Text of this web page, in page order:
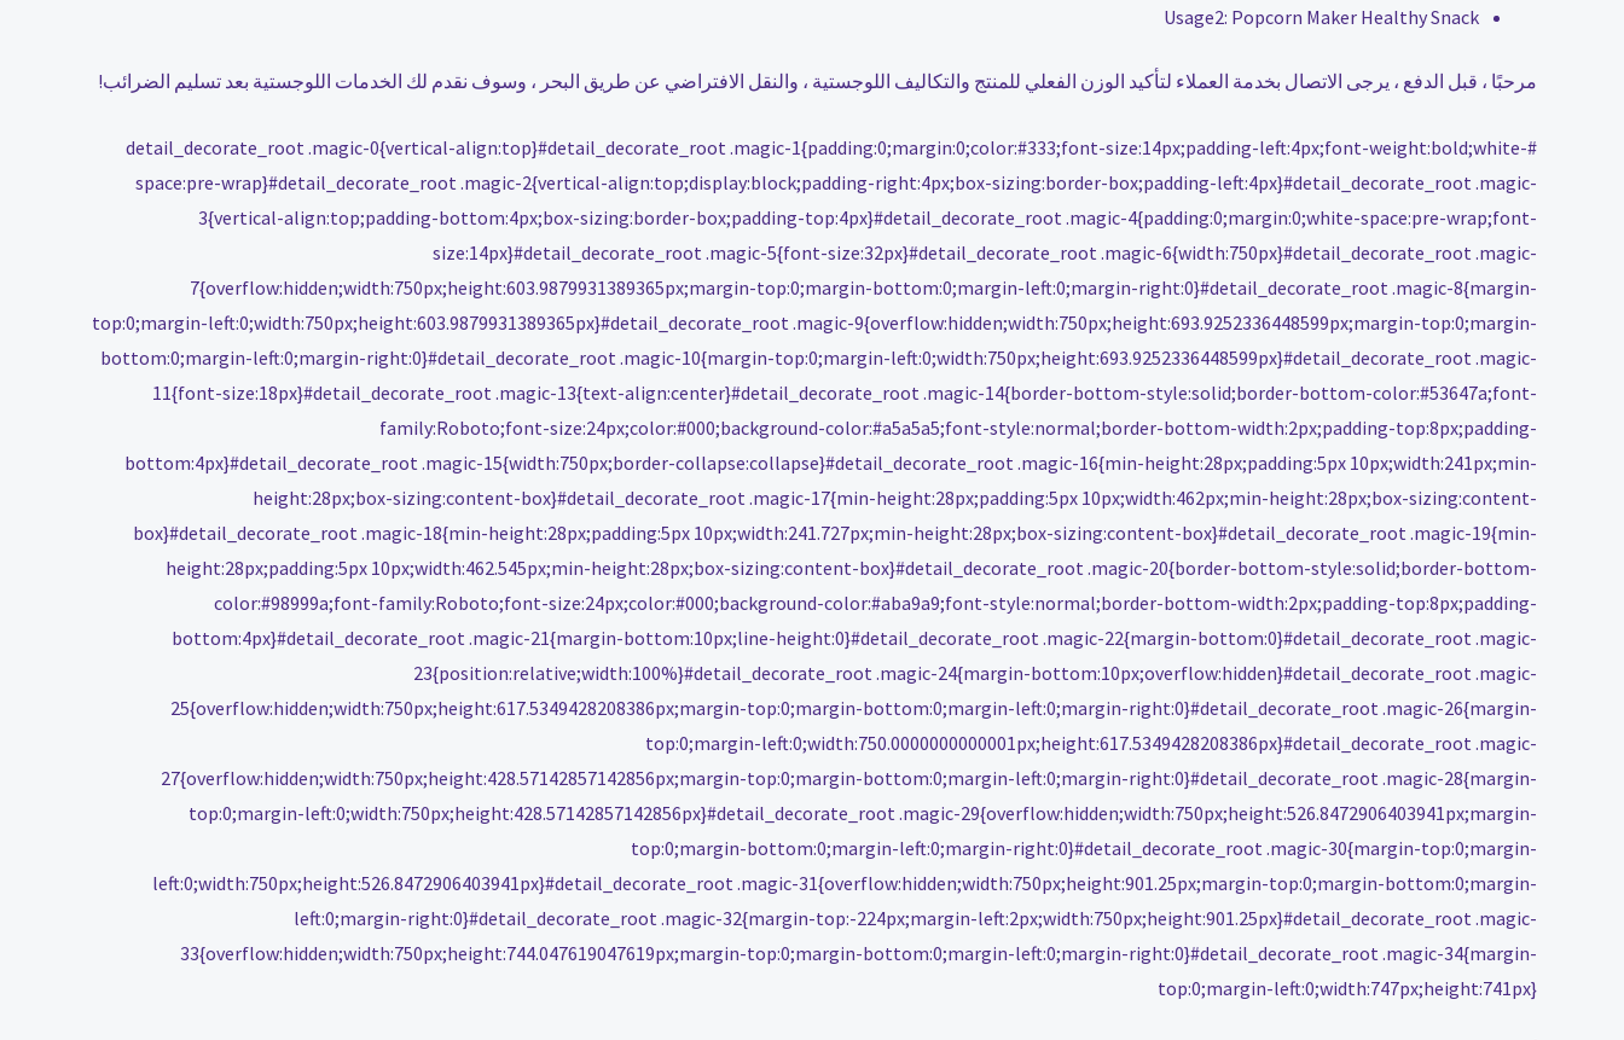
Usage2: Popcorn Maker Healthy Snack
مرحبًا ، قبل الدفع ، يرجى الاتصال بخدمة العملاء لتأكيد الوزن الفعلي للمنتج والتكاليف اللوجستية ، والنقل الافتراضي عن طريق البحر ، وسوف نقدم لك الخدمات اللوجستية بعد تسليم الضرائب!
#detail_decorate_root .magic-0{vertical-align:top}#detail_decorate_root .magic-1{padding:0;margin:0;color:#333;font-size:14px;padding-left:4px;font-weight:bold;white-
space:pre-wrap}#detail_decorate_root .magic-2{vertical-align:top;display:block;padding-right:4px;box-sizing:border-box;padding-left:4px}#detail_decorate_root .magic-
3{vertical-align:top;padding-bottom:4px;box-sizing:border-box;padding-top:4px}#detail_decorate_root .magic-4{padding:0;margin:0;white-space:pre-wrap;font-
size:14px}#detail_decorate_root .magic-5{font-size:32px}#detail_decorate_root .magic-6{width:750px}#detail_decorate_root .magic-
7{overflow:hidden;width:750px;height:603.9879931389365px;margin-top:0;margin-bottom:0;margin-left:0;margin-right:0}#detail_decorate_root .magic-8{margin-
top:0;margin-left:0;width:750px;height:603.9879931389365px}#detail_decorate_root .magic-9{overflow:hidden;width:750px;height:693.9252336448599px;margin-top:0;margin-
bottom:0;margin-left:0;margin-right:0}#detail_decorate_root .magic-10{margin-top:0;margin-left:0;width:750px;height:693.9252336448599px}#detail_decorate_root .magic-
11{font-size:18px}#detail_decorate_root .magic-13{text-align:center}#detail_decorate_root .magic-14{border-bottom-style:solid;border-bottom-color:#53647a;font-
family:Roboto;font-size:24px;color:#000;background-color:#a5a5a5;font-style:normal;border-bottom-width:2px;padding-top:8px;padding-
bottom:4px}#detail_decorate_root .magic-15{width:750px;border-collapse:collapse}#detail_decorate_root .magic-16{min-height:28px;padding:5px 10px;width:241px;min-
height:28px;box-sizing:content-box}#detail_decorate_root .magic-17{min-height:28px;padding:5px 10px;width:462px;min-height:28px;box-sizing:content-
box}#detail_decorate_root .magic-18{min-height:28px;padding:5px 10px;width:241.727px;min-height:28px;box-sizing:content-box}#detail_decorate_root .magic-19{min-
height:28px;padding:5px 10px;width:462.545px;min-height:28px;box-sizing:content-box}#detail_decorate_root .magic-20{border-bottom-style:solid;border-bottom-
color:#98999a;font-family:Roboto;font-size:24px;color:#000;background-color:#aba9a9;font-style:normal;border-bottom-width:2px;padding-top:8px;padding-
bottom:4px}#detail_decorate_root .magic-21{margin-bottom:10px;line-height:0}#detail_decorate_root .magic-22{margin-bottom:0}#detail_decorate_root .magic-
23{position:relative;width:100%}#detail_decorate_root .magic-24{margin-bottom:10px;overflow:hidden}#detail_decorate_root .magic-
25{overflow:hidden;width:750px;height:617.5349428208386px;margin-top:0;margin-bottom:0;margin-left:0;margin-right:0}#detail_decorate_root .magic-26{margin-
top:0;margin-left:0;width:750.0000000000001px;height:617.5349428208386px}#detail_decorate_root .magic-
27{overflow:hidden;width:750px;height:428.57142857142856px;margin-top:0;margin-bottom:0;margin-left:0;margin-right:0}#detail_decorate_root .magic-28{margin-
top:0;margin-left:0;width:750px;height:428.57142857142856px}#detail_decorate_root .magic-29{overflow:hidden;width:750px;height:526.8472906403941px;margin-
top:0;margin-bottom:0;margin-left:0;margin-right:0}#detail_decorate_root .magic-30{margin-top:0;margin-
left:0;width:750px;height:526.8472906403941px}#detail_decorate_root .magic-31{overflow:hidden;width:750px;height:901.25px;margin-top:0;margin-bottom:0;margin-
left:0;margin-right:0}#detail_decorate_root .magic-32{margin-top:-224px;margin-left:2px;width:750px;height:901.25px}#detail_decorate_root .magic-
33{overflow:hidden;width:750px;height:744.047619047619px;margin-top:0;margin-bottom:0;margin-left:0;margin-right:0}#detail_decorate_root .magic-34{margin-
top:0;margin-left:0;width:747px;height:741px}